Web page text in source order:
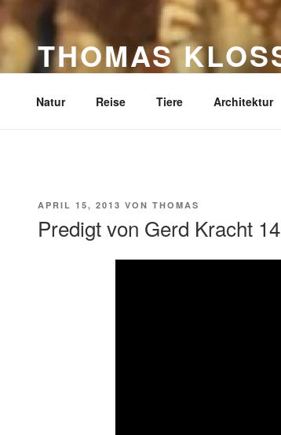
Zum
Inhalt
springenTHOMAS
Natur Reise Tiere Architektur
VERÖFFENTLICHT
APRIL 15, 2013 VON THOMAS
Predigt von Gerd Kracht